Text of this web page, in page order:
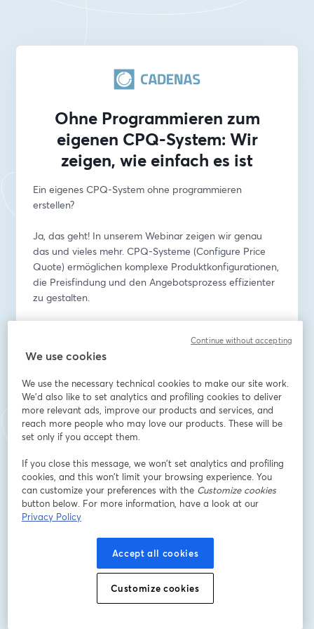
Ohne Programmieren zum
eigenen CPQ-System: Wir
zeigen, wie einfach es ist
Ein eigenes CPQ-System ohne programmieren
erstellen?
Ja, das geht! In unserem Webinar zeigen wir genau
das und vieles mehr. CPQ-Systeme (Configure Price
Quote) ermöglichen komplexe Produktkonfigurationen,
die Preisfindung und den Angebotsprozess effizienter
zu gestalten.
Dinge zu beachten. Welche das sind und wie Sie
optimal in die Lösungsfindung starten, stellen wir Ihnen
Es begrüßen Sie unsere Experten Damian Nowak
(Leiter Produktionsprozesse, Resolto Informatik GmbH)
und Wolfgang Nagl (Vice President Sales eCATALOG
3Dfindit).
Freuen Sie sich auf die Beantwortung folgender
Fragen:
• ﻿﻿Warum sollte ich Kunden und Interessenten einen
•﻿﻿ Was sollte ich unbedingt beachten, bevor ich in die
Umsetzung gehe?
•﻿﻿ Wie hole ich das Maximum aus meiner CPQ-Lösung?
We use cookies
We use the necessary technical cookies to make our site work.
We'd also like to set analytics and profiling cookies to deliver
more relevant ads, improve our products and services, and
reach more people who may love our products. These will be
set only if you accept them.
If you close this message, we won’t set analytics and profiling
cookies, and this won’t limit your browsing experience. You
can customize your preferences with the Customize cookies
button below. For more information, have a look at our
Privacy Policy
Accept all cookies
Customize cookies
Continue without accepting